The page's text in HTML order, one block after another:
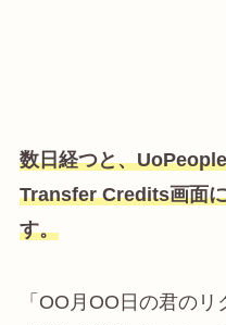
数日経つと、
Transfer Credits画面
す。
「OO月OO日の君の